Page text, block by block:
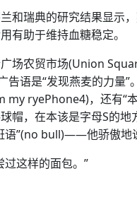
兰和瑞典的研究结果显
有助于维持血糖稳定。
场农贸市场(Union
语是“发现燕麦的力量
my ryePhone4)，还有“
帽，在本该是字母S的
语”(no bull)——他骄傲地
过这样的面包。”